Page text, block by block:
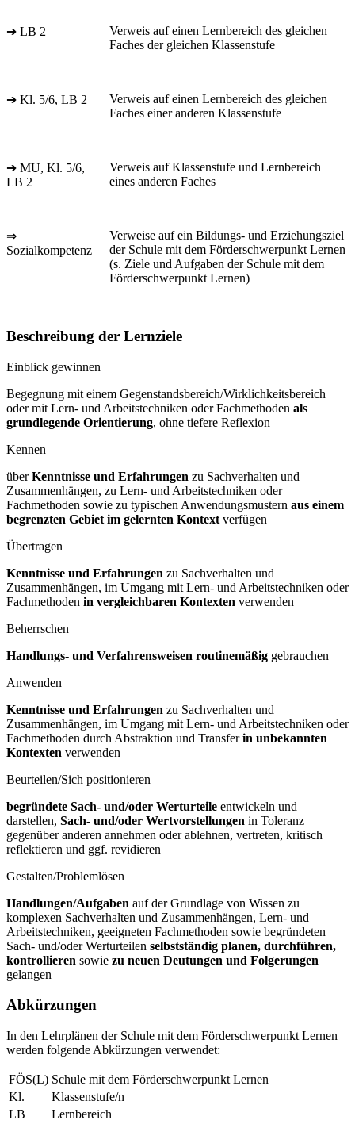
➔ LB 2
Verweis auf einen Lernbereich des gleichen
Faches der gleichen Klassenstufe
➔ Kl. 5/6, LB 2
Verweis auf einen Lernbereich des gleichen
Faches einer anderen Klassenstufe
➔ MU, Kl. 5/6,
LB 2
Verweis auf Klassenstufe und Lernbereich
eines anderen Faches
⇒
Sozialkompetenz
Verweise auf ein Bildungs- und Erziehungsziel
der Schule mit dem Förderschwerpunkt Lernen
(s. Ziele und Aufgaben der Schule mit dem
Förderschwerpunkt Lernen)
Beschreibung der Lernziele
Einblick gewinnen
Begegnung mit einem Gegenstandsbereich/Wirklichkeitsbereich
oder mit Lern- und Arbeitstechniken oder Fachmethoden als
grundlegende Orientierung, ohne tiefere Reflexion
Kennen
überKenntnisse und Erfahrungen zu Sachverhalten und
Zusammenhängen, zu Lern- und Arbeitstechniken oder
Fachmethoden sowie zu typischen Anwendungsmustern aus einem
begrenzten Gebiet im gelernten Kontext verfügen
Übertragen
Kenntnisse und Erfahrungen zu Sachverhalten und
Zusammenhängen, im Umgang mit Lern- und Arbeitstechniken oder
Fachmethoden in vergleichbaren Kontexten verwenden
Beherrschen
Handlungs- und Verfahrensweisen routinemäßig gebrauchen
Anwenden
Kenntnisse und Erfahrungen zu Sachverhalten und
Zusammenhängen, im Umgang mit Lern- und Arbeitstechniken oder
Fachmethoden durch Abstraktion und Transferin unbekannten
Kontexten verwenden
Beurteilen/Sich positionieren
begründete Sach- und/oder Werturteile entwickeln und
darstellen, Sach- und/oder Wertvorstellungen in Toleranz
gegenüber anderen annehmen oder ablehnen, vertreten, kritisch
reflektieren und ggf. revidieren
Gestalten/Problemlösen
Handlungen/Aufgaben auf der Grundlage von Wissen zu
komplexen Sachverhalten und Zusammenhängen, Lern- und
Arbeitstechniken, geeigneten Fachmethoden sowie begründeten
Sach- und/oder Werturteilen selbstständig planen, durchführen,
kontrollieren sowie zu neuen Deutungen und Folgerungen
gelangen
Abkürzungen
In den Lehrplänen der Schule mit dem Förderschwerpunkt Lernen
werden folgende Abkürzungen verwendet:
FÖS(L) Schule mit dem Förderschwerpunkt Lernen
Kl.
Klassenstufe/n
LB
Lernbereich